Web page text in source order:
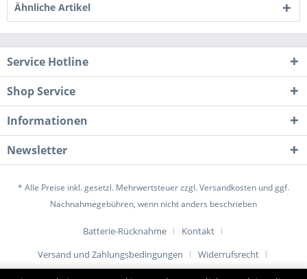
Ähnliche Artikel
Service Hotline
Shop Service
Informationen
Newsletter
* Alle Preise inkl. gesetzl. Mehrwertsteuer zzgl.Versandkosten und ggf.
Nachnahmegebühren, wenn nicht anders beschrieben
Batterie-Rücknahme
Kontakt
Versand und Zahlungsbedingungen
Widerrufsrecht